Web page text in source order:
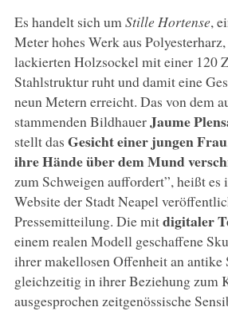
Es handelt sich um Stille Hortense,
Meter hohes Werk aus
lackierten Holzsockel mit einer 120
Stahlstruktur ruht und damit eine
neun Metern erreicht. Das von dem
stammenden BildhauerJaume
stellt das Gesicht einer jungen Frau
ihre Hände über dem Mund
zum Schweigen auffordert”, heißt es
Website der Stadt Neapel
Pressemitteilung. Die mitdigitaler
einem realen Modell geschaffene
ihrer makellosen Offenheit an antike
gleichzeitig in ihrer Beziehung zum
ausgesprochen zeitgenössische